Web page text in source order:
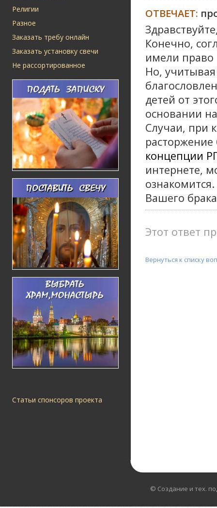
Религии
Разное
Заказать требу онлайн
Заказать установку свечи
Не рассортированное
Статьи спонсоров проекта
ОТВЕЧАЕТ:
Конечно,
имели право
Но,
детей от
основании
Случаи, при
концепции
интернете,
Вашего
Этот ответ
Вернуться к списку
© Создание и тех.